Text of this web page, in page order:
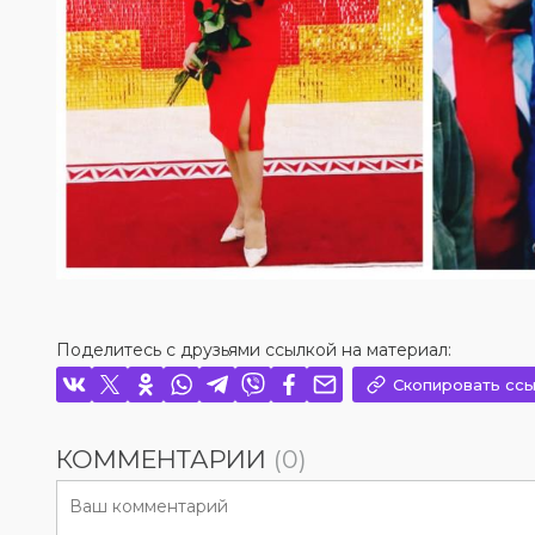
Поделитесь с друзьями ссылкой на материал:
Скопировать
КОММЕНТАРИИ (0)